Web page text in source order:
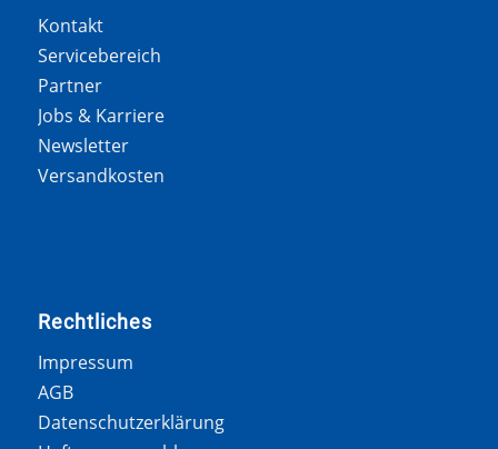
Kontakt
Servicebereich
Partner
Jobs & Karriere
Newsletter
Versandkosten
Rechtliches
Impressum
AGB
Datenschutzerklärung